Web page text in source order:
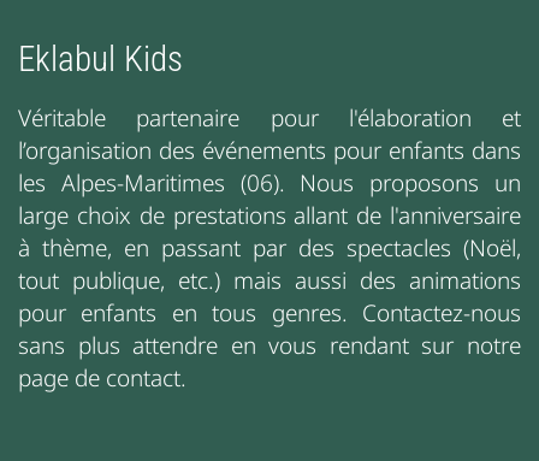
Eklabul Kids
Véritable partenaire pour l'élaboration et
l’organisation des événements pour enfants dans
les Alpes-Maritimes (06). Nous proposons un
large choix de prestations allant de l'anniversaire
à thème, en passant par des spectacles (Noël,
tout publique, etc.) mais aussi des animations
pour enfants en tous genres. Contactez-nous
sans plus attendre en vous rendant sur notre
page de contact.